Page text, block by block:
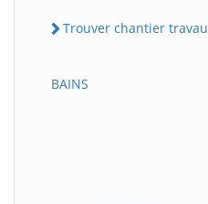
Trouver chantier
BAINS